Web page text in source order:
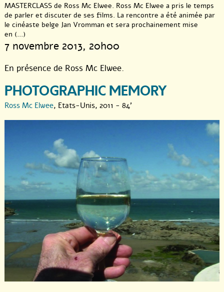
MASTERCLASS de Ross Mc Elwee. Ross Mc Elwee a pris le temps
de parler et discuter de ses films. La rencontre a été animée par
le cinéaste belge Jan Vromman et sera prochainement mise
en (...)
7 novembre 2013, 20h00
En présence de Ross Mc Elwee.
PHOTOGRAPHIC MEMORY
Ross Mc Elwee, Etats-Unis, 2011 - 84'